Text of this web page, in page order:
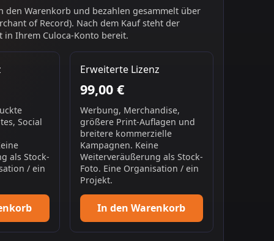
den Warenkorb und bezahlen gesammelt über
of Record). Nach dem Kauf steht der
in Ihrem Culoca-Konto bereit.
Social
als Stock-
/ ein
Erweiterte Lizenz
99,00 €
Werbung, Merchandise,
größere Print-Auflagen und
breitere kommerzielle
Kampagnen. Keine
Weiterveräußerung als Stock-
Foto. Eine Organisation / ein
Projekt.
In den Warenkorb